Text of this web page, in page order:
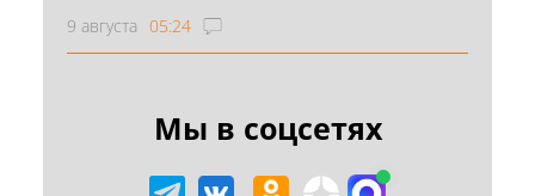
9 августа 05:24
Мы в соцсетях